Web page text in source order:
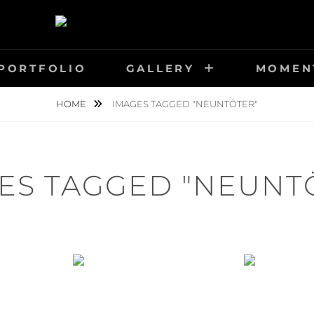
STEGER.CH
GALLERY
HOME IMAGES TAGGED "NEUNTÖTER"
TAGGED